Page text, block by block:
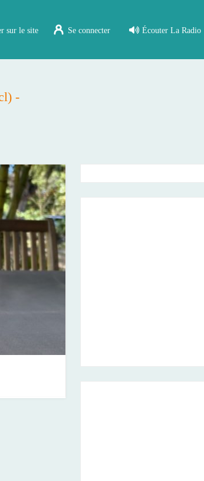
sur le site Se connecter Écouter La Radio
-